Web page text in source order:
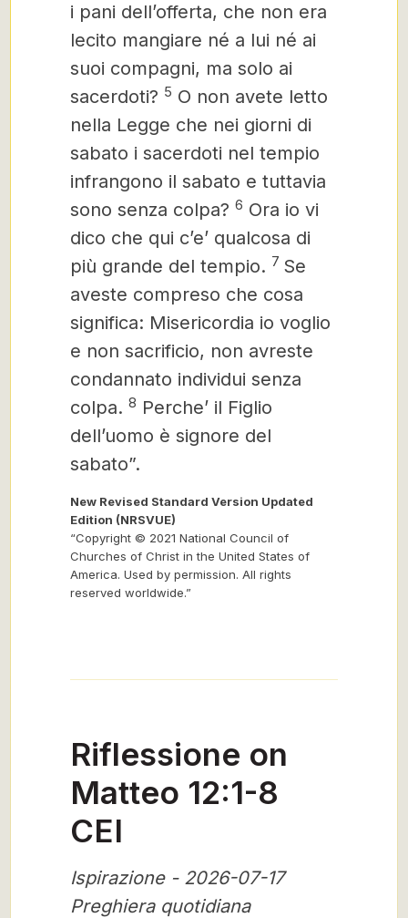
i pani dell’offerta, che non era
lecito mangiare né a lui né ai
suoi compagni, ma solo ai
sacerdoti? 5 O non avete letto
nella Legge che nei giorni di
sabato i sacerdoti nel tempio
infrangono il sabato e tuttavia
sono senza colpa? 6 Ora io vi
dico che qui c’e’ qualcosa di
più grande del tempio. 7 Se
aveste compreso che cosa
significa: Misericordia io voglio
e non sacrificio, non avreste
condannato individui senza
colpa. 8 Perche’ il Figlio
dell’uomo è signore del
sabato”.
New Revised Standard Version Updated
Edition (NRSVUE)
“Copyright © 2021 National Council of
Churches of Christ in the United States of
America. Used by permission. All rights
reserved worldwide.”
Riflessione on
Matteo 12:1-8
CEI
Ispirazione - 2026-07-17
Preghiera quotidiana